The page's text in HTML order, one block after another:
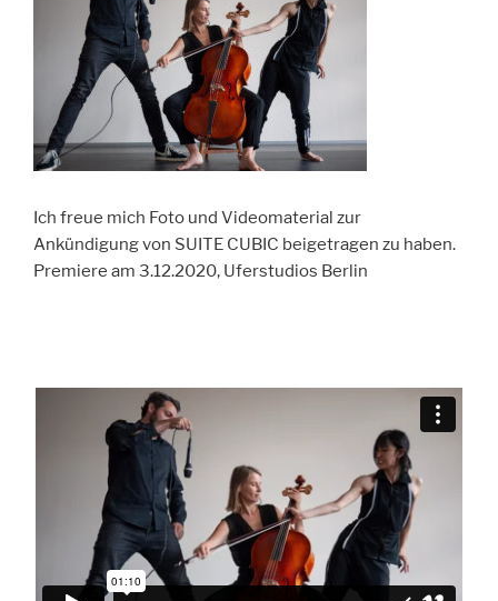
Ich freue mich Foto und Videomaterial zur
Ankündigung von SUITE CUBIC beigetragen zu haben.
Premiere am 3.12.2020, Uferstudios Berlin